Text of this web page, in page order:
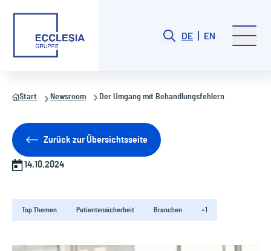
DE EN
Start Newsroom Der Umgang mit Behandlungsfehlern
Zurück zur Übersichtsseite
14.10.2024
Top Themen Patientensicherheit Branchen +1